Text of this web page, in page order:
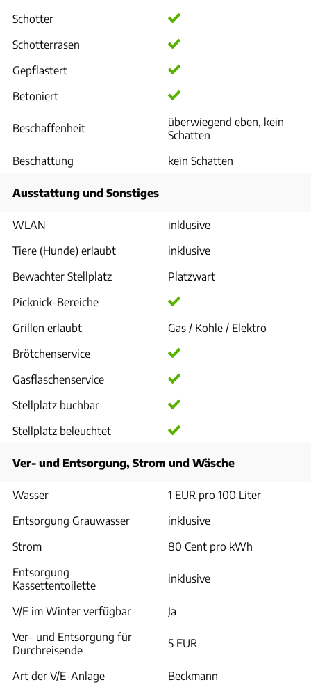
Schotter
Schotterrasen
Gepflastert
Betoniert
Beschaffenheit
überwiegend eben, kein
Schatten
Beschattung
kein Schatten
Ausstattung und Sonstiges
WLAN
inklusive
Tiere (Hunde) erlaubt
inklusive
Bewachter Stellplatz
Platzwart
Picknick-Bereiche
Grillen erlaubt
Gas / Kohle / Elektro
Brötchenservice
Gasflaschenservice
Stellplatz buchbar
Stellplatz beleuchtet
Ver- und Entsorgung, Strom und Wäsche
Wasser
1 EUR pro 100 Liter
Entsorgung Grauwasser
inklusive
Strom
80 Cent pro kWh
Entsorgung
Kassettentoilette
inklusive
V/E im Winter verfügbar
Ja
Ver- und Entsorgung für
Durchreisende
5 EUR
Art der V/E-Anlage Beckmann